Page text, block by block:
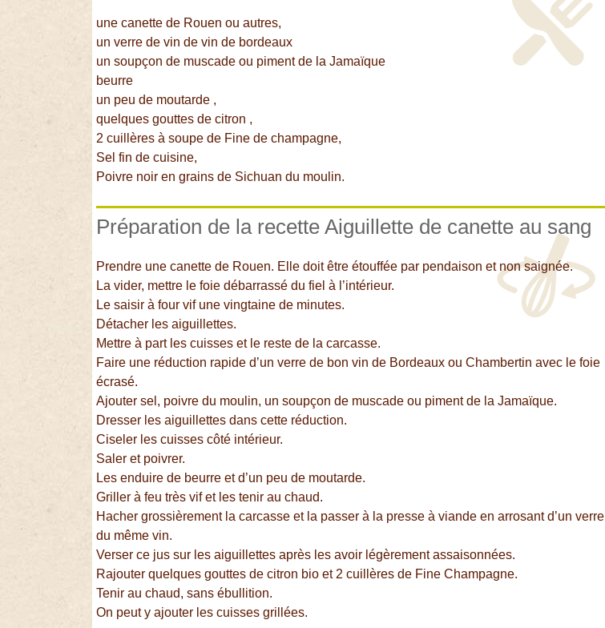
une canette de Rouen ou autres,
un verre de vin de vin de bordeaux
un soupçon de muscade ou piment de la Jamaïque
beurre
un peu de moutarde ,
quelques gouttes de citron ,
2 cuillères à soupe de Fine de champagne,
Sel fin de cuisine,
Poivre noir en grains de Sichuan du moulin.
Préparation de la recette Aiguillette de canette au sang
Prendre une canette de Rouen. Elle doit être étouffée par pendaison et non saignée.
La vider, mettre le foie débarrassé du fiel à l’intérieur.
Le saisir à four vif une vingtaine de minutes.
Détacher les aiguillettes.
Mettre à part les cuisses et le reste de la carcasse.
Faire une réduction rapide d’un verre de bon vin de Bordeaux ou Chambertin avec le foie
écrasé.
Ajouter sel, poivre du moulin, un soupçon de muscade ou piment de la Jamaïque.
Dresser les aiguillettes dans cette réduction.
Ciseler les cuisses côté intérieur.
Saler et poivrer.
Les enduire de beurre et d’un peu de moutarde.
Griller à feu très vif et les tenir au chaud.
Hacher grossièrement la carcasse et la passer à la presse à viande en arrosant d’un verre
du même vin.
Verser ce jus sur les aiguillettes après les avoir légèrement assaisonnées.
Rajouter quelques gouttes de citron bio et 2 cuillères de Fine Champagne.
Tenir au chaud, sans ébullition.
On peut y ajouter les cuisses grillées.